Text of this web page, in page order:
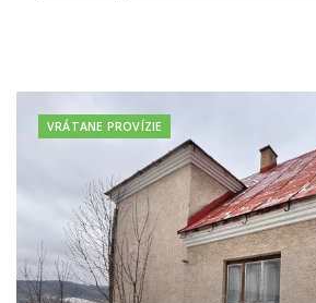
VRÁTANE PROVÍZIE